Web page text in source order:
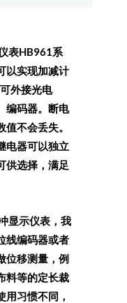
表HB961系
以实现加减计
可外接光电
码器。
断电
不会丢失。
电器可以独立
供选择，满足
显示仪表，我
线编码器或者
位移测量，例
料等的定长裁
用习惯不同，